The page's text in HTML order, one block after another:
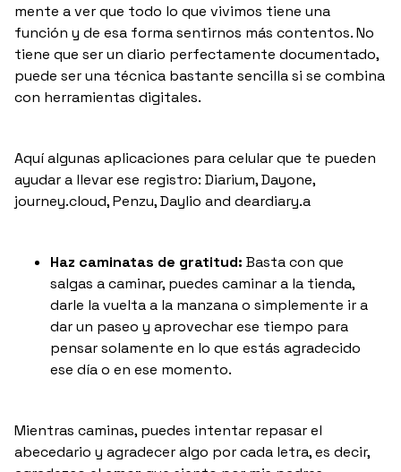
mente a ver que todo lo que vivimos tiene una
función y de esa forma sentirnos más contentos. No
tiene que ser un diario perfectamente documentado,
puede ser una técnica bastante sencilla si se combina
con herramientas digitales.
Aquí algunas aplicaciones para celular que te pueden
ayudar a llevar ese registro: Diarium, Dayone,
journey.cloud, Penzu, Daylio and deardiary.a
Haz caminatas de gratitud: Basta con que
salgas a caminar, puedes caminar a la tienda,
darle la vuelta a la manzana o simplemente ir a
dar un paseo y aprovechar ese tiempo para
pensar solamente en lo que estás agradecido
ese día o en ese momento.
Mientras caminas, puedes intentar repasar el
abecedario y agradecer algo por cada letra, es decir,